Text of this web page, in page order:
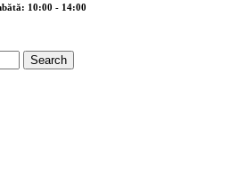
10:00 - 14:00
Search